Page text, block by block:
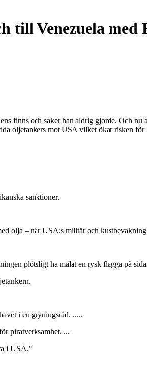
Venezuela med
finns och saker han aldrig gjorde. Och
oljetankers mot USA vilket ökar risken
sanktioner.
olja – när USA:s militär och
plötsligt ha målat en rysk flagga på
i en gryningsräd. .....
piratverksamhet. ...
i USA."